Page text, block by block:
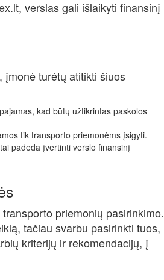
verslas gali išlaikyti finansinį
įmonė turėtų atitikti šiuos
kad būtų užtikrintas paskolos
tik transporto priemonėms įsigyti.
padeda įvertinti verslo finansinį
priemonių pasirinkimo.
tačiau svarbu pasirinkti tuos,
kriterijų ir rekomendacijų, į